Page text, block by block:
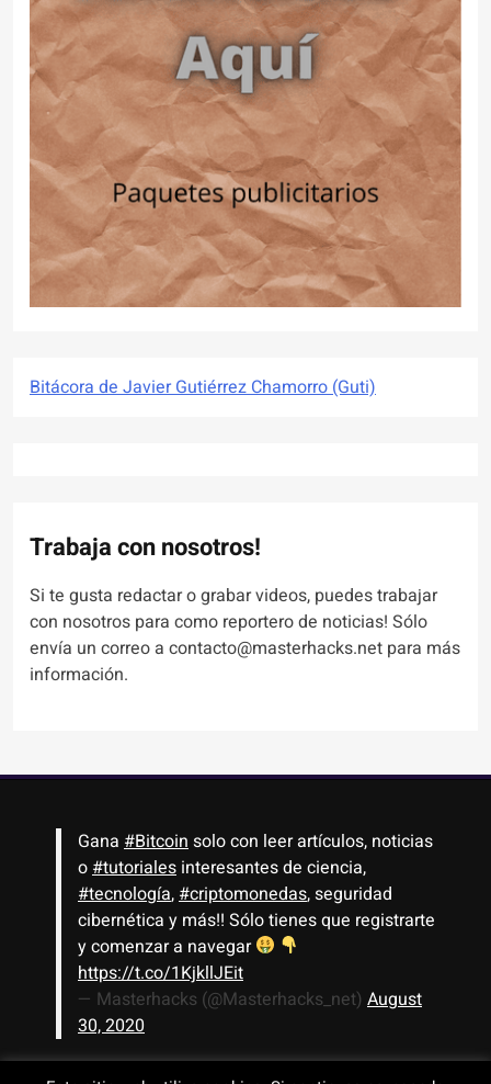
Bitácora de Javier Gutiérrez Chamorro (Guti)
Trabaja con nosotros!
Si te gusta redactar o grabar videos, puedes trabajar
con nosotros para como reportero de noticias! Sólo
envía un correo a contacto@masterhacks.net para más
información.
Gana #Bitcoin solo con leer artículos, noticias
o #tutoriales interesantes de ciencia,
#tecnología, #criptomonedas, seguridad
cibernética y más!! Sólo tienes que registrarte
y comenzar a navegar
https://t.co/1KjkllJEit
— Masterhacks (@Masterhacks_net) August
30, 2020